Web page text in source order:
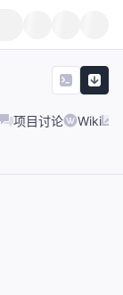
项目讨论 Wiki